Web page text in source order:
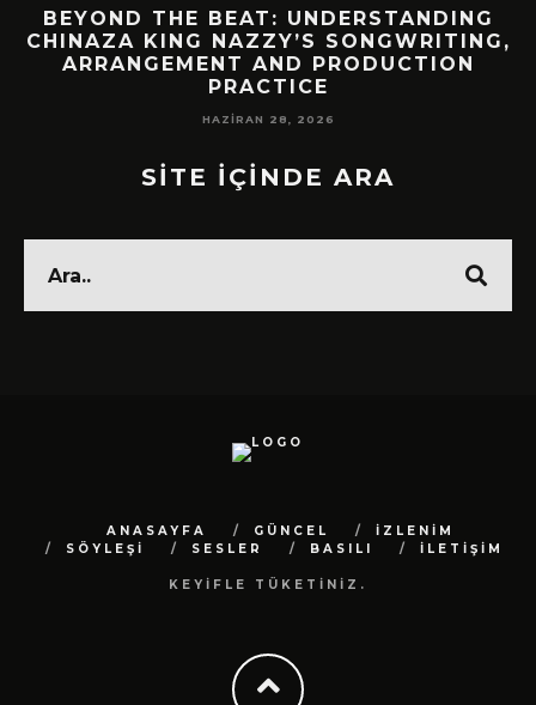
BEYOND THE BEAT: UNDERSTANDING
CHINAZA KING NAZZY’S SONGWRITING,
ARRANGEMENT AND PRODUCTION
PRACTICE
HAZIRAN 28, 2026
SİTE İÇİNDE ARA
ANASAYFA GÜNCEL
İZLENİM
SÖYLEŞİ
SESLER BASILI İLETİŞİM
KEYİFLE TÜKETİNİZ.